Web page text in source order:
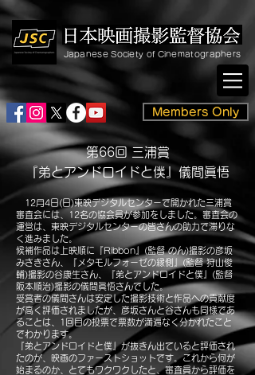
Japanese Society of Cinematographers
Members Only
第66回 三浦賞
『弟とアンドロイドと僕』儀間眞悟
12月4日(日)東映デジタルセンターで開かれた三浦賞
審査会には、12名の協会員が参加をしました。審査会の
運営は、東映デジタルセンターの皆さんの助力で滞りな
く進みました。
候補作品は上映順に『Ribbon』(監督 のん)撮影の彦坂
みさきさん、『メタモルフォーゼの縁側』(監督 狩山俊
輔)撮影の谷康生さん、『弟とアンドロイドと僕』(監督
阪本順治)撮影の儀間眞悟さんでした。
受賞者の儀間さんは安定した撮影技術と作品への貢献度
が高く評価されましたが、彦坂さんと谷さんも同様であ
ることは、1回目の投票で票数が満遍なく分かれたこと
でわかります。
『弟とアンドロイドと僕』が抜きん出ていると評価され
たのが、映画のファーストショットです。これから何が
始まるのか、とてもワクワクしたと、審査員から評価を